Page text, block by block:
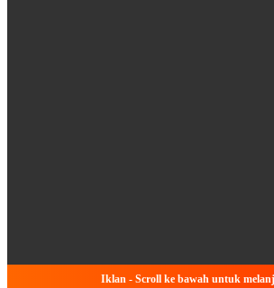
Iklan - Scroll ke bawah untuk